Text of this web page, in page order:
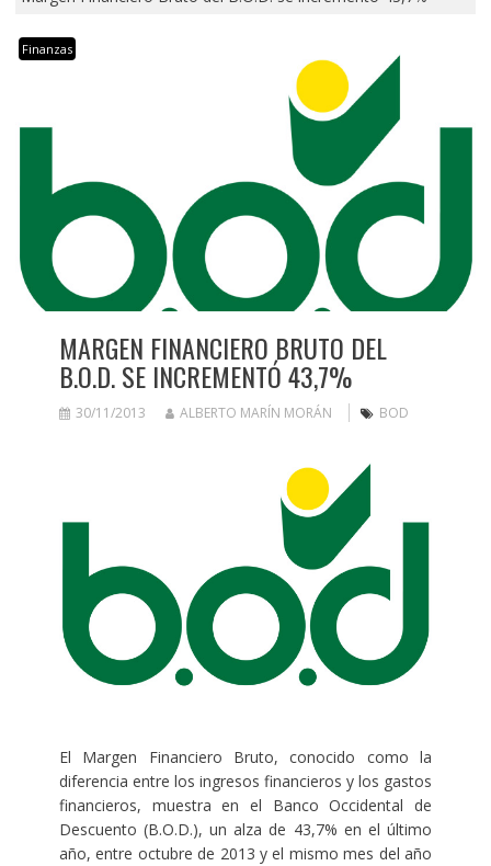
Finanzas
MARGEN FINANCIERO BRUTO DEL
B.O.D. SE INCREMENTÓ 43,7%
30/11/2013 ALBERTO MARÍN MORÁN BOD
El Margen Financiero Bruto, conocido como la
diferencia entre los ingresos financieros y los gastos
financieros, muestra en el Banco Occidental de
Descuento (B.O.D.), un alza de 43,7% en el último
año, entre octubre de 2013 y el mismo mes del año